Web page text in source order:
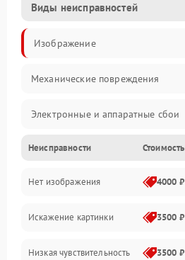
Виды неисправностей
Изображение
Механические повреждения
Электронные и аппаратные сбои
Неисправности сенсора и оптики
Программные ошибки
Электропитание
Измерения
Неисправности Стоимость
Нет изображения 4000 ₽
Искажение картинки 3500 ₽
Низкая чувствительность 3500 ₽